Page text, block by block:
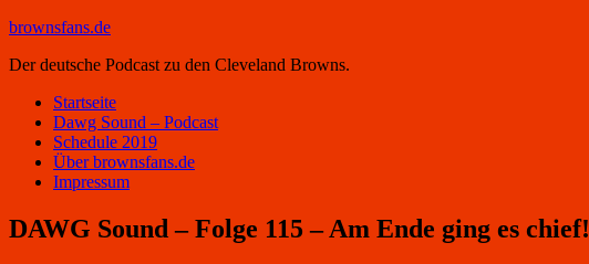
brownsfans.de
Der deutsche Podcast zu den Cleveland Browns.
Startseite
Dawg Sound – Podcast
Schedule 2019
Über brownsfans.de
Impressum
DAWG Sound – Folge 115 – Am Ende ging es chief!